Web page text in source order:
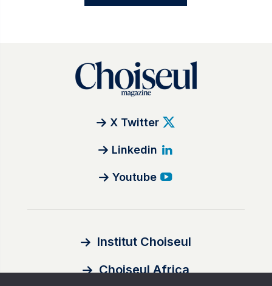
X Twitter
Linkedin
Youtube
Institut Choiseul
Choiseul Africa